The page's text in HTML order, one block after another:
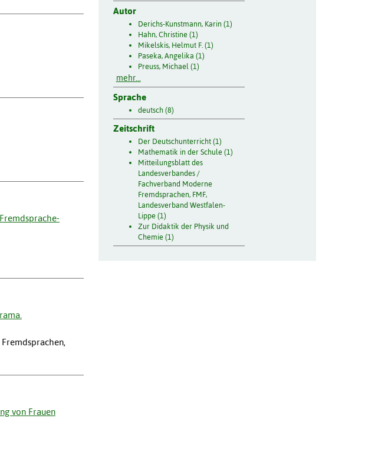
von Frauen
Autor
Derichs-Kunstmann, Karin (1)
Hahn, Christine (1)
Mikelskis, Helmut F. (1)
Paseka, Angelika (1)
Preuss, Michael (1)
mehr...
Sprache
deutsch (8)
Zeitschrift
Der Deutschunterricht (1)
Mathematik in der Schule (1)
Mitteilungsblatt des
Landesverbandes /
Fachverband Moderne
Fremdsprachen, FMF,
Landesverband Westfalen-
Lippe (1)
Zur Didaktik der Physik und
Chemie (1)